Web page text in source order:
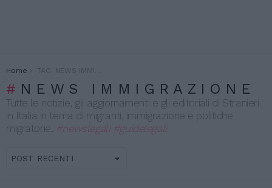
You are here:
Home TAG: NEWS IMMIGRAZIONE
NEWS IMMIGRAZIONE
Tutte le notizie, gli aggiornamenti e gli editoriali di Stranieri
in Italia in tema di migranti, immigrazione e politiche
migratorie. #newslegali #guidelegali